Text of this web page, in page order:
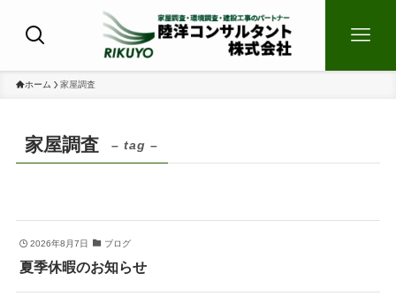
ホーム 家屋調査
家屋調査 – tag –
2026年8月7日 ブログ
夏季休暇のお知らせ